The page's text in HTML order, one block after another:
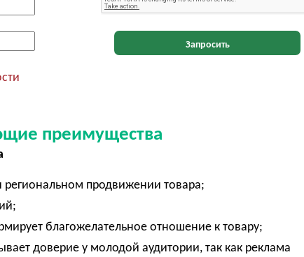
Запросить
преимущества
продвижении товара;
благожелательное отношение к товару;
доверие у молодой аудитории, так как реклама